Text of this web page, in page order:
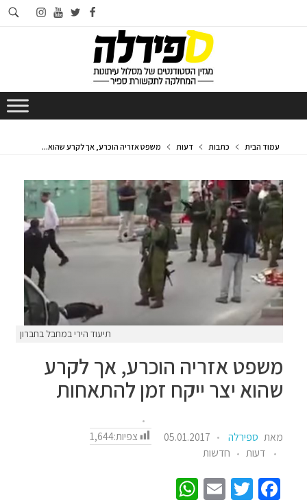
facebook
twitter
youtube
instagram
עמוד הבית כתבות דעות משפט אזריה הוכרע, אך לקרע שהוא...
תיעוד הירי במחבל בחברון
משפט אזריה הוכרע, אך לקרע
שהוא יצר ייקח זמן להתאחות
מאת ספירלה 05.01.2017 צפיות:1,644
דעות
חדשות
Fa
T
E